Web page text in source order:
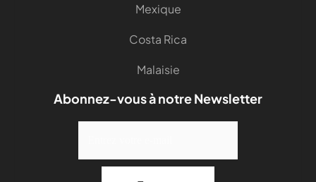
Mexique
Costa Rica
Malaisie
Abonnez-vous à notre Newsletter